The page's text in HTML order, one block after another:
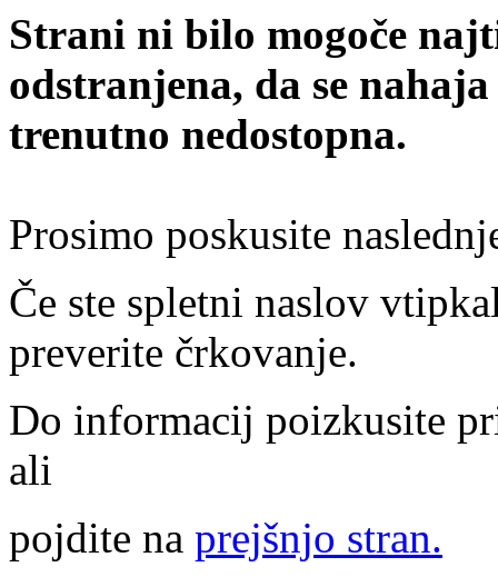
Strani ni bilo mogoče
odstranjena, da se
trenutno nedostopna.
Prosimo poskusite
Če ste spletni naslov
preverite črkovanje.
Do informacij poizkusite
ali
pojdite na prejšnjo stran.